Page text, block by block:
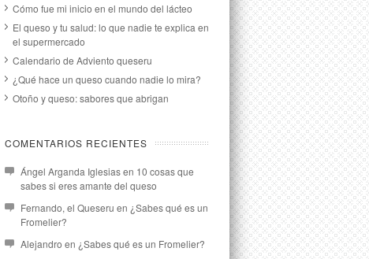
Cómo fue mi inicio en el mundo del lácteo
El queso y tu salud: lo que nadie te explica en
el supermercado
Calendario de Adviento queseru
¿Qué hace un queso cuando nadie lo mira?
Otoño y queso: sabores que abrigan
COMENTARIOS RECIENTES
Ángel Arganda Iglesiasen 10 cosas que
sabes si eres amante del queso
Fernando, el Queseru en ¿Sabes qué es un
Fromelier?
Alejandro en ¿Sabes qué es un Fromelier?